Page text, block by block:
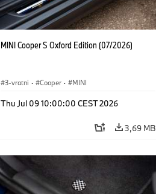
MINI Cooper S Oxford Edition (07/2026)
3-vratni · Cooper · MINI
Thu Jul 09 10:00:00 CEST 2026
3,69 MB